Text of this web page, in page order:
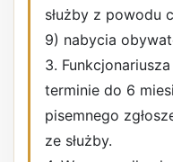
służby z powodu
9) nabycia
3.
terminie do 6
pisemnego
ze służby.